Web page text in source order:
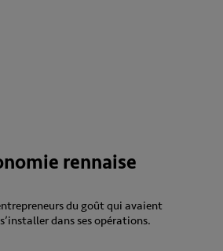
rennaise
du goût qui avaient
dans ses opérations.